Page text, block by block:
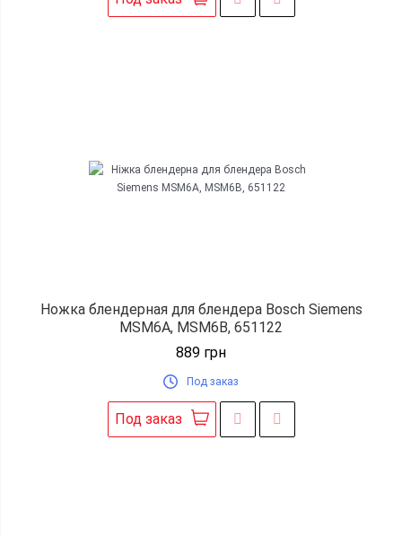
Ножка блендерная для блендера Bosch Siemens
MSM6A, MSM6B, 651122
889 грн
Под заказ
Под заказ